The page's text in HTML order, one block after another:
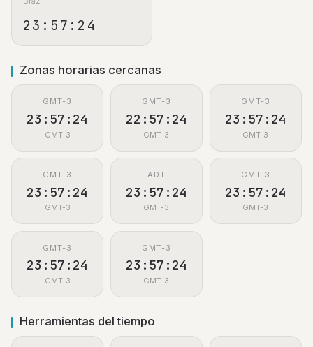
23:57:25
Zonas horarias cercanas
GMT-3
23:57:25
GMT-3
GMT-3
22:57:25
GMT-3
GMT-3
23:57:25
GMT-3
GMT-3
23:57:25
GMT-3
ADT
23:57:25
GMT-3
GMT-3
23:57:25
GMT-3
GMT-3
23:57:25
GMT-3
GMT-3
23:57:25
GMT-3
Herramientas del tiempo